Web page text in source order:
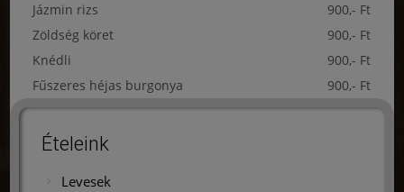
Jázmin rizs
900,- Ft
Zöldség köret
900,- Ft
Knédli
900,- Ft
Fűszeres héjas burgonya
900,- Ft
Ételeink
Levesek